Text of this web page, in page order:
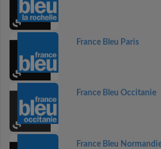
France Bleu Paris
France Bleu Occitanie
France Bleu